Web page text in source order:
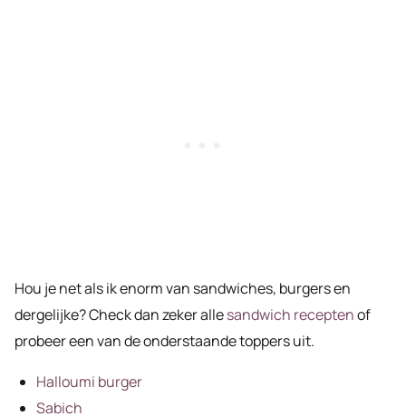
Hou je net als ik enorm van sandwiches, burgers en
dergelijke? Check dan zeker allesandwich receptenof
probeer een van de onderstaande toppers uit.
Halloumi burger
Sabich